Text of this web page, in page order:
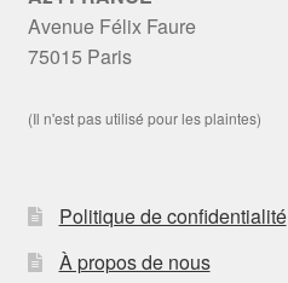
Avenue Félix Faure
75015 Paris
(Il n'est pas utilisé pour les plaintes)
Politique de confidentialité
À propos de nous